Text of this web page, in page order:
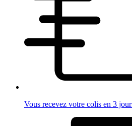
Vous recevez votre colis en 3